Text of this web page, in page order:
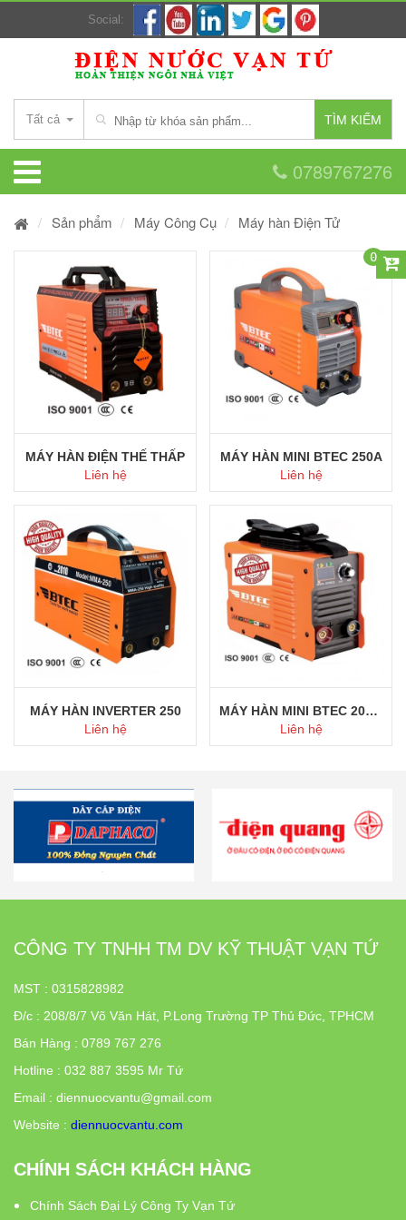
Social:
TÌM KIẾM
Tất cả
0
0789767276
Sản phẩm Máy Công Cụ Máy hàn Điện Tử
Mua ngay
MÁY HÀN ĐIỆN THẾ THẤP
Liên hệ
Mua ngay
MÁY HÀN MINI BTEC 250A
Liên hệ
MÁY HÀN INVERTER 250
Liên hệ
MÁY HÀN MINI BTEC 200ES
Liên hệ
CÔNG TY TNHH TM DV KỸ THUẬT VẠN TỨ
MST : 0315828982
Đ/c : 208/8/7 Võ Văn Hát, P.Long Trường TP Thủ Đức, TPHCM
Bán Hàng : 0789 767 276
Hotline : 032 887 3595 Mr Tứ
Email : diennuocvantu@gmail.com
Website : diennuocvantu.com
CHÍNH SÁCH KHÁCH HÀNG
Chính Sách Đại Lý Công Ty Vạn Tứ